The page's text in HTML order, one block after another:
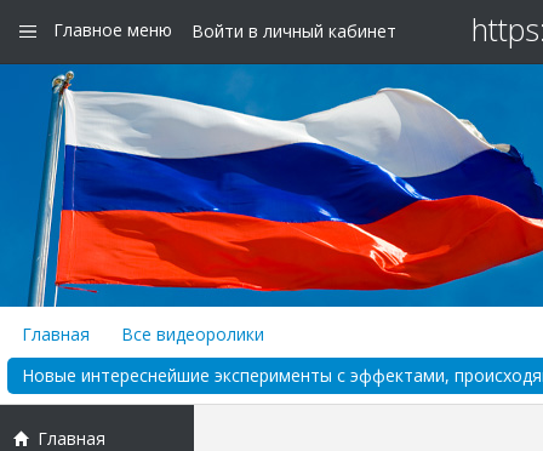
Главное меню Войти в личный кабинет
Главная
Все видеоролики
Новые интереснейшие эксперименты с эффектами,
Главная